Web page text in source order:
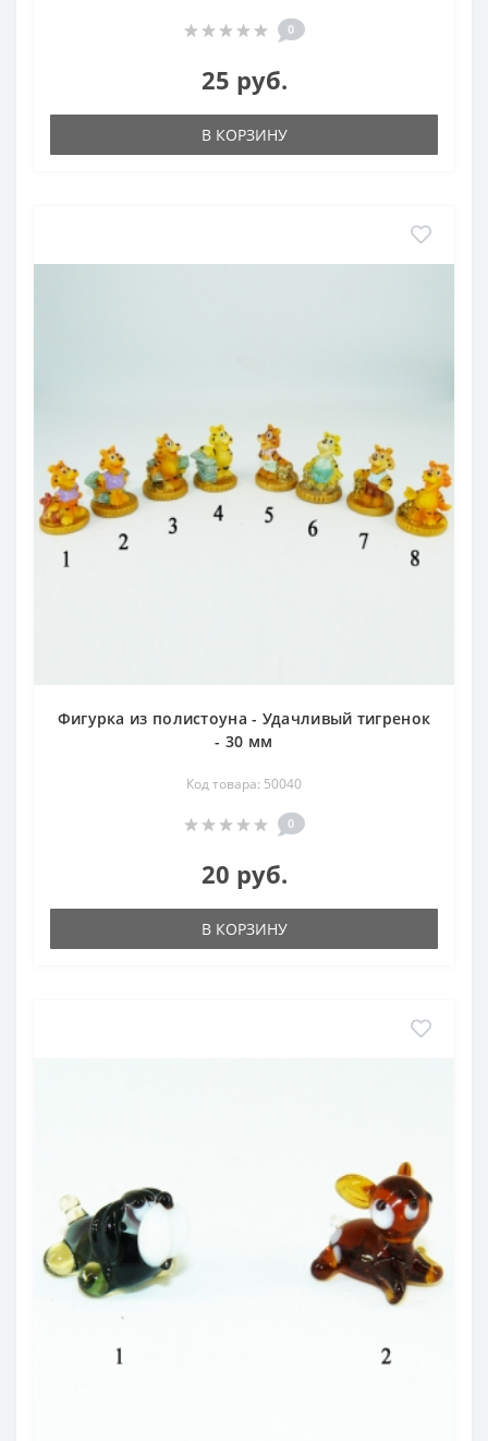
0
25 руб.
В КОРЗИНУ
Фигурка из полистоуна - Удачливый тигренок
- 30 мм
Код товара: 50040
0
20 руб.
В КОРЗИНУ